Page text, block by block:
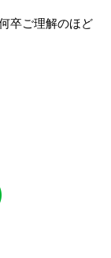
卒ご理解のほど